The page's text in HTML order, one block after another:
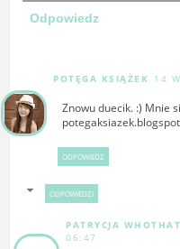
Odpowiedz
POTĘGA KSIĄŻEK 14
Znowu duecik. :) Mnie
ODPOWIEDZ
ODPOWIEDZI
PATRYCJA
06:47